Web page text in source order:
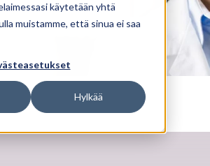
käytetään yhtä
muistamme, että sinua ei saa
Hylkää